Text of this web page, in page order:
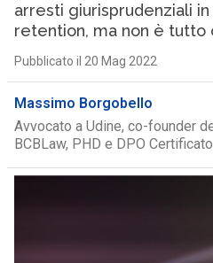
arresti giurisprudenziali
retention, ma non è tutto
Pubblicato il 20 Mag 2022
Massimo Borgobello
Avvocato a Udine, co-founder
BCBLaw, PHD e DPO